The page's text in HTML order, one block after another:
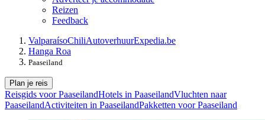
Reizen
Feedback
ValparaísoChiliAutoverhuurExpedia.be
Hanga Roa
Paaseiland
Plan je reis
Reisgids voor PaaseilandHotels in PaaseilandVluchten naar
PaaseilandActiviteiten in PaaseilandPakketten voor Paaseiland